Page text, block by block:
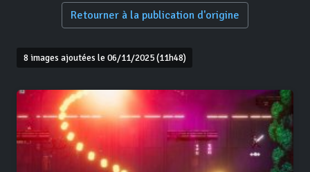
Retourner à la publication d'origine
8 images ajoutées le 06/11/2025 (11h48)